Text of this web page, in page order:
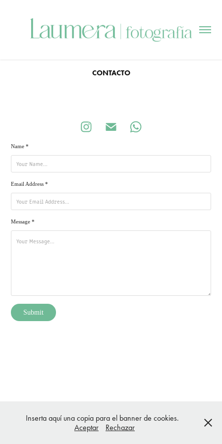
CONTACTO
Name *
Email Address *
Message *
Submit
Inserta aquí una copia para el banner de cookies.
Aceptar
Rechazar